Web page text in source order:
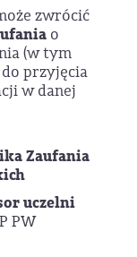
zwrócić
o
(w tym
przyjęcia
w danej
Zaufania
uczelni
PW